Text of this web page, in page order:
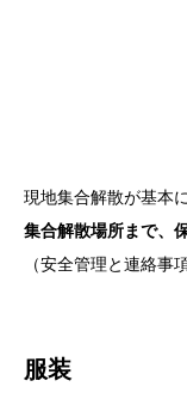
現地集合解散が基本
集合解散場所まで、
（安全管理と連絡事
服装